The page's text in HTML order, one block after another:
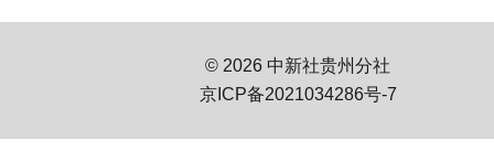
© 2026 中新社贵州分社
京ICP备2021034286号-7